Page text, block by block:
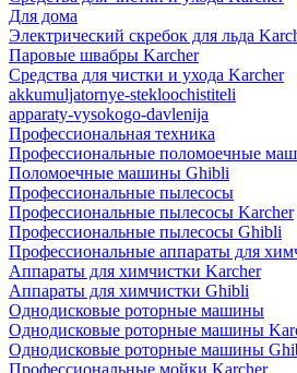
Для дома
Электрический скребок для льда
Паровые швабры Karcher
Средства для чистки и ухода Karcher
akkumuljatornye-stekloochistiteli
apparaty-vysokogo-davlenija
Профессиональная техника
Профессиональные поломоечные
Поломоечные машины Ghibli
Профессиональные пылесосы
Профессиональные пылесосы Karcher
Профессиональные пылесосы Ghibli
Профессиональные аппараты для
Аппараты для химчистки Karcher
Аппараты для химчистки Ghibli
Однодисковые роторные машины
Однодисковые роторные машины
Однодисковые роторные машины
Профессиональные мойки Karcher